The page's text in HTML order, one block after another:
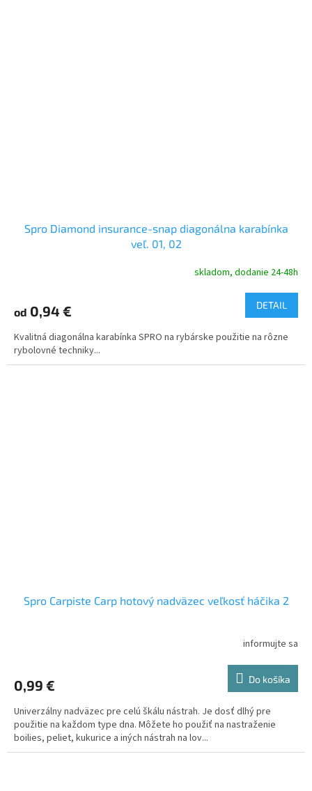
Spro Diamond insurance-snap diagonálna karabínka
veľ. 01, 02
skladom, dodanie 24-48h
od 0,94 € DETAIL
Kvalitná diagonálna karabínka SPRO na rybárske použitie na rôzne
rybolovné techniky...
Spro Carpiste Carp hotový nadväzec veľkosť háčika 2
informujte sa
0,99 € Do košíka
Univerzálny nadväzec pre celú škálu nástrah. Je dosť dlhý pre
použitie na každom type dna. Môžete ho použiť na nastraženie
boilies, peliet, kukurice a iných nástrah na lov...